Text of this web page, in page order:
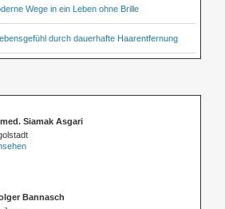
Wege in ein Leben ohne Brille
durch dauerhafte Haarentfernung
Siamak Asgari
Bannasch